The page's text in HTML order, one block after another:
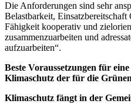
Die Anforderungen sind sehr
Belastbarkeit,
Fähigkeit kooperativ und
zusammenzuarbeiten und
aufzuarbeiten“.
Beste Voraussetzungen für
Klimaschutz der für die
Klimaschutz fängt in der